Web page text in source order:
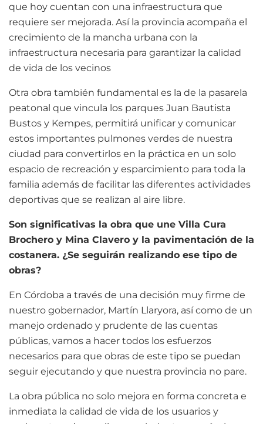
que hoy cuentan con una infraestructura que
requiere ser mejorada. Así la provincia acompaña el
crecimiento de la mancha urbana con la
infraestructura necesaria para garantizar la calidad
de vida de los vecinos
Otra obra también fundamental es la de la pasarela
peatonal que vincula los parques Juan Bautista
Bustos y Kempes, permitirá unificar y comunicar
estos importantes pulmones verdes de nuestra
ciudad para convertirlos en la práctica en un solo
espacio de recreación y esparcimiento para toda la
familia además de facilitar las diferentes actividades
deportivas que se realizan al aire libre.
Son significativas la obra que une Villa Cura
Brochero y Mina Clavero y la pavimentación de la
costanera. ¿Se seguirán realizando ese tipo de
obras?
En Córdoba a través de una decisión muy firme de
nuestro gobernador, Martín Llaryora, así como de un
manejo ordenado y prudente de las cuentas
públicas, vamos a hacer todos los esfuerzos
necesarios para que obras de este tipo se puedan
seguir ejecutando y que nuestra provincia no pare.
La obra pública no solo mejora en forma concreta e
inmediata la calidad de vida de los usuarios y